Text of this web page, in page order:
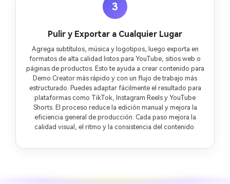
3
Pulir y Exportar a Cualquier Lugar
Agrega subtítulos, música y logotipos, luego exporta en
formatos de alta calidad listos para YouTube, sitios web o
páginas de productos. Esto te ayuda a crear contenido para
Demo Creator más rápido y con un flujo de trabajo más
estructurado. Puedes adaptar fácilmente el resultado para
plataformas como TikTok, Instagram Reels y YouTube
Shorts. El proceso reduce la edición manual y mejora la
eficiencia general de producción. Cada paso mejora la
calidad visual, el ritmo y la consistencia del contenido.